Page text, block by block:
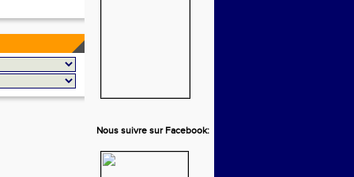
Nous suivre sur Facebook: